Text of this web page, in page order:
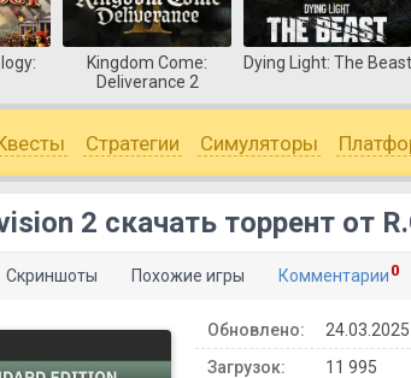
Kingdom Come:
Deliverance 2
Dying Light: The Beast
Стратегии Симуляторы
2 скачать торрент от
Скриншоты Похожие игры Комментарии 0
Обновлено:
24.03.2025
Загрузок:
11 995